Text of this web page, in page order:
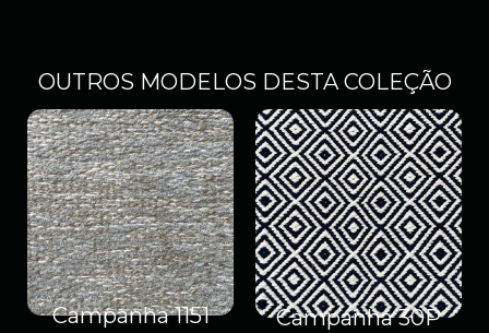
OUTROS MODELOS DESTA COLEÇÃO
1151 Campanha 30P